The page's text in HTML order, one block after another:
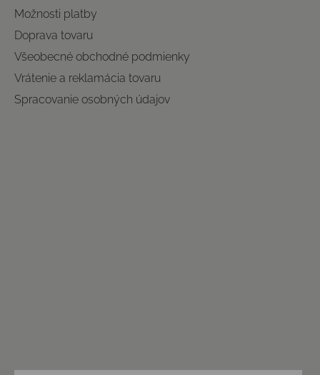
Možnosti platby
Doprava tovaru
Všeobecné obchodné podmienky
Vrátenie a reklamácia tovaru
Spracovanie osobných údajov